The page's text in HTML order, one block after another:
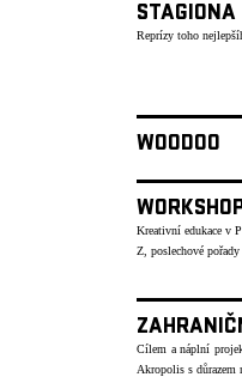
STAGIONA
Reprízy toho
WOODOO
Kreativní edukace v
Z, poslechové
Cílem a náplní
Akropolis s důrazem